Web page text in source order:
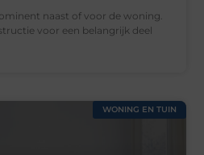
naast of voor de woning.
voor een belangrijk deel
WONING EN TUIN